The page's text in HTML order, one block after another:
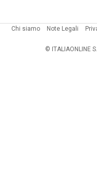
Chi siamo Note Legali
© ITALIAONLINE